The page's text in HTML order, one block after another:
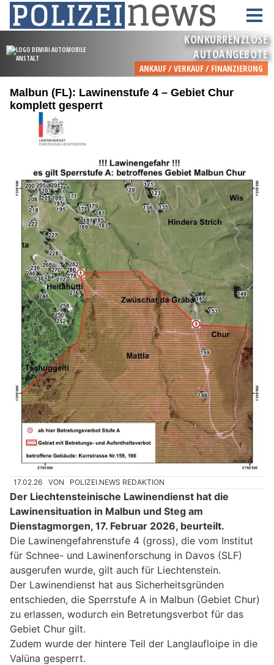
Malbun (FL): Lawinenstufe 4 – Gebiet Chur
komplett gesperrt
17.02.26 VON POLIZEI.NEWS REDAKTION
Der Liechtensteinische Lawinendienst hat die
Lawinensituation in Malbun und Steg am
Dienstagmorgen, 17. Februar 2026, beurteilt.
Die Lawinengefahrenstufe 4 (gross), die vom Institut
für Schnee- und Lawinenforschung in Davos (SLF)
ausgerufen wurde, gilt auch für Liechtenstein.
Der Lawinendienst hat aus Sicherheitsgründen
entschieden, die Sperrstufe A in Malbun (Gebiet Chur)
zu erlassen, wodurch ein Betretungsverbot für das
Gebiet Chur gilt.
Zudem wurde der hintere Teil der Langlaufloipe in die
Valüna gesperrt.